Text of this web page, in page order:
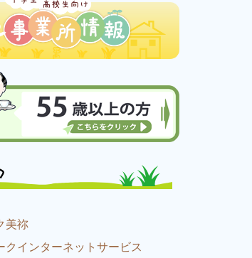
美祢
クインターネットサービス